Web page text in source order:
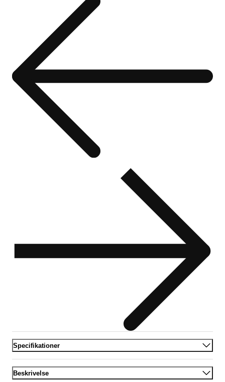
Specifikationer
Beskrivelse